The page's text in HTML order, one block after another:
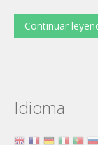
Continuar
Idioma